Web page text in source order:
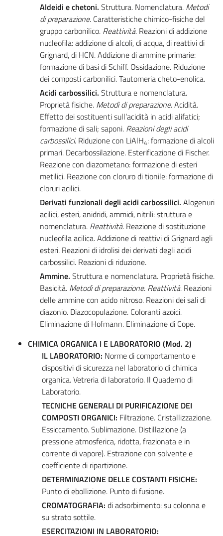
Aldeidi e chetoni. Struttura. Nomenclatura. Metodi
di preparazione. Caratteristiche chimico-fisiche del
gruppo carbonilico. Reattività. Reazioni di addizione
nucleofila: addizione di alcoli, di acqua, di reattivi di
Grignard, di HCN. Addizione di ammine primarie:
formazione di basi di Schiff. Ossidazione. Riduzione
dei composti carbonilici. Tautomeria cheto-enolica.
Acidi carbossilici. Struttura e nomenclatura.
Proprietà fisiche. Metodi di preparazione. Acidità.
Effetto dei sostituenti sull’acidità in acidi alifatici;
formazione di sali; saponi. Reazioni degli acidi
carbossilici. Riduzione con LiAlH4: formazione di alcoli
primari. Decarbossilazione. Esterificazione di Fischer.
Reazione con diazometano: formazione di esteri
metilici. Reazione con cloruro di tionile: formazione di
cloruri acilici.
Derivati funzionali degli acidi carbossilici. Alogenuri
acilici, esteri, anidridi, ammidi, nitrili: struttura e
nomenclatura. Reattività. Reazione di sostituzione
nucleofila acilica. Addizione di reattivi di Grignard agli
esteri. Reazioni di idrolisi dei derivati degli acidi
carbossilici. Reazioni di riduzione.
Ammine. Struttura e nomenclatura. Proprietà fisiche.
Basicità. Metodi di preparazione. Reattività. Reazioni
delle ammine con acido nitroso. Reazioni dei sali di
diazonio. Diazocopulazione. Coloranti azoici.
Eliminazione di Hofmann. Eliminazione di Cope.
CHIMICA ORGANICA I E LABORATORIO (Mod. 2)
IL LABORATORIO: Norme di comportamento e
dispositivi di sicurezza nel laboratorio di chimica
organica. Vetreria di laboratorio. Il Quaderno di
Laboratorio.
TECNICHE GENERALI DI PURIFICAZIONE DEI
COMPOSTI ORGANICI: Filtrazione. Cristallizzazione.
Essiccamento. Sublimazione. Distillazione (a
pressione atmosferica, ridotta, frazionata e in
corrente di vapore). Estrazione con solvente e
coefficiente di ripartizione.
DETERMINAZIONE DELLE COSTANTI FISICHE:
Punto di ebollizione. Punto di fusione.
CROMATOGRAFIA:di adsorbimento: su colonna e
su strato sottile.
ESERCITAZIONI IN LABORATORIO: